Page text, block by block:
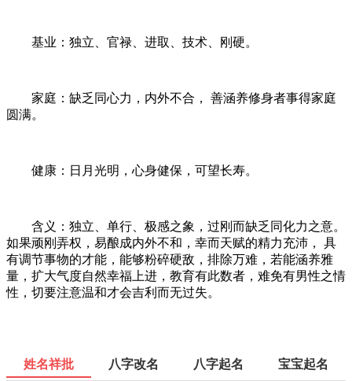
基业：独立、官禄、进取、技术、刚硬。
家庭：缺乏同心力，内外不合， 善涵养修身者事得家庭
圆满。
健康：日月光明，心身健保，可望长寿。
含义：独立、单行、极感之象，过刚而缺乏同化力之意。
如果顽刚弄权，易酿成内外不和，幸而天赋的精力充沛， 具
有调节事物的才能，能够粉碎硬敌，排除万难，若能涵养雅
量，扩大气度自然幸福上进，教育有此数者，难免有男性之情
性，切要注意温和才会吉利而无过失。
姓名祥批 八字改名 八字起名 宝宝起名